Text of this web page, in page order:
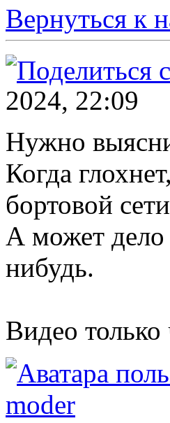
Вернуться к
2024, 22:09
Нужно
Когда
бортовой
А может
нибудь.
Видео только
moder